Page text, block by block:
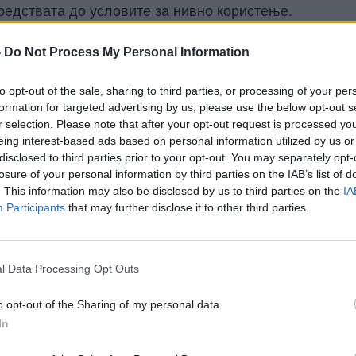
Do Not Process My Personal Information
opt-out of the sale, sharing to third parties, or processing of your
for targeted advertising by us, please use the below opt-out
selection. Please note that after your opt-out request is processed
interest-based ads based on personal information utilized by us
to third parties prior to your opt-out. You may separately
of your personal information by third parties on the IAB’s list of
This information may also be disclosed by us to third parties on the
Participants that may further disclose it to other third parties.
Data Processing Opt Outs
opt-out of the Sharing of my personal data.
до условите за нивно користење.
предложениот буџет е „неоправдано
ова на дебатата одржана во Брисел
усвои предлогот. Иако зголемувањето на
во одбраната, некои членови
ќе се реализираат преку националните
членки на НАТО веќе се согласија да ги
од 5 проценти од БДП.
кои се нето придонесувачи во буџетот на
повеќе отколку што повлекуваат од
тврди дека ова „не е значително
евра ќе бидат осигурани годишно од
даноци на ниво на ЕУ.
предупредуваат дека таков модел на
на компаниите, кои би можеле да станат
глобалниот пазар поради дополнителни